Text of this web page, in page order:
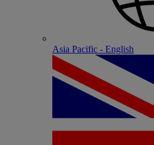
Asia Pacific - English